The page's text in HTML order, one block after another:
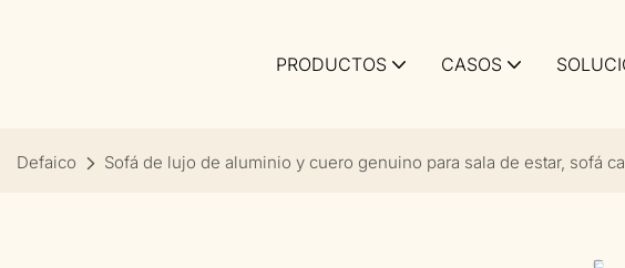
PRODUCTOS CASOS
Defaico Sofá de lujo de aluminio y cuero genuino para sala de estar, sofá